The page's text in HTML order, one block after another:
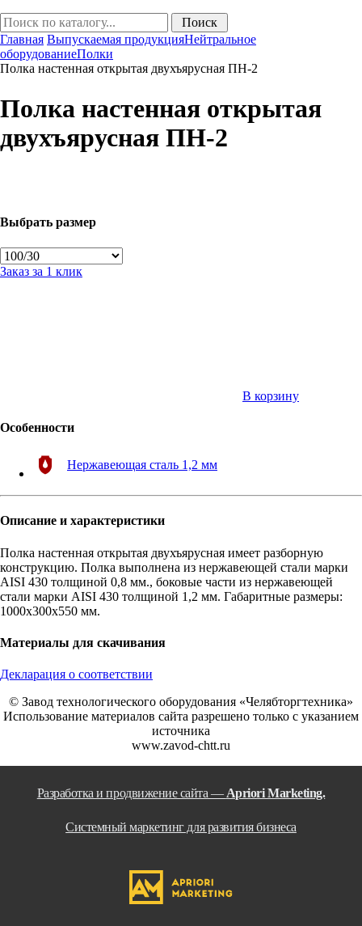
Главная Выпускаемая продукцияНейтральное
оборудованиеПолки
Полка настенная открытая двухъярусная ПН-2
Полка настенная открытая
двухъярусная ПН-2
Выбрать размер
Заказ за 1 клик
В корзину
Особенности
Нержавеющая сталь 1,2 мм
Описание и характеристики
Полка настенная открытая двухъярусная имеет разборную
конструкцию. Полка выполнена из нержавеющей стали марки
AISI 430 толщиной 0,8 мм., боковые части из нержавеющей
стали марки AISI 430 толщиной 1,2 мм. Габаритные размеры:
1000х300х550 мм.
Материалы для скачивания
Декларация о соответствии
© Завод технологического оборудования «Челябторгтехника»
Использование материалов сайта разрешено только с указанием
источника
www.zavod-chtt.ru
Разработка и продвижение сайта — Apriori Marketing.
Системный маркетинг для развития бизнеса